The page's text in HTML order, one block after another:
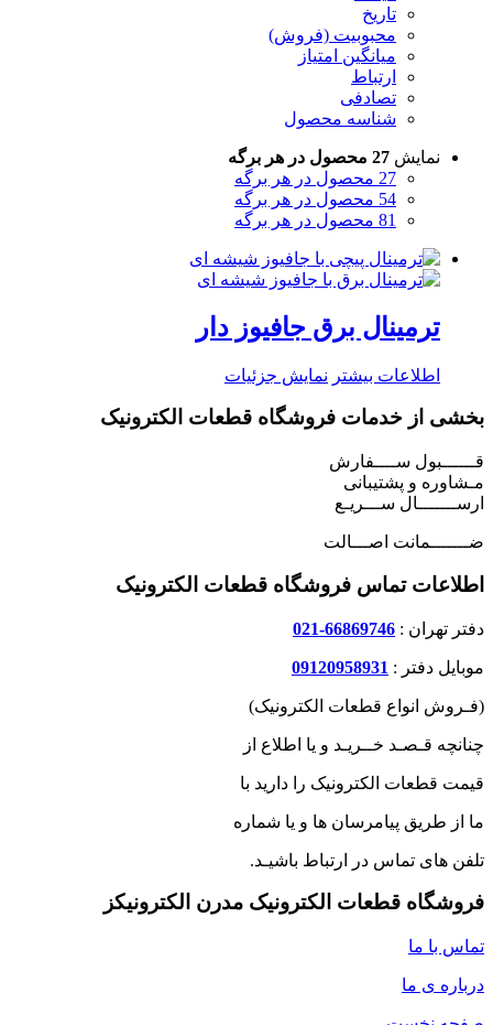
تاریخ
محبوبیت (فروش)
میانگین امتیاز
ارتباط
تصادفی
شناسه محصول
نمایش 27 محصول در هر برگه
27 محصول در هر برگه
54 محصول در هر برگه
81 محصول در هر برگه
ترمینال برق جافیوز دار
اطلاعات بیشتر نمایش جزئیات
بخشی از خدمات فروشگاه قطعات الکترونیک
قــــــبول ســــفارش
مـشاوره و پشتیبانی
ارســـــــال ســـریـع
ضـــــــمانت اصـــالت
اطلاعات تماس فروشگاه قطعات الکترونیک
دفتر تهران : 66869746-021
موبایل دفتر : 09120958931
(فـروش انواع قطعات الکترونیک)
چنانچه قـصـد خــریـد و یا اطلاع از
قیمت قطعات الکترونیک را دارید با
ما از طریق پیامرسان ها و یا شماره
تلفن های تماس در ارتباط باشیـد.
فروشگاه قطعات الکترونیک مدرن الکترونیکز
تماس با ما
درباره ی ما